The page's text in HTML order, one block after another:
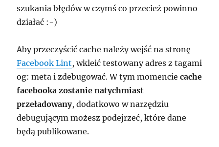
szukania błędów w czymś co przecież powinno
działać :-)
Aby przeczyścić cache należy wejść na stronę
Facebook Lint, wkleić testowany adres z tagami
og: meta i zdebugować. W tym momenciecache
facebooka zostanie natychmiast
przeładowany, dodatkowo w narzędziu
debugującym możesz podejrzeć, które dane
będą publikowane.